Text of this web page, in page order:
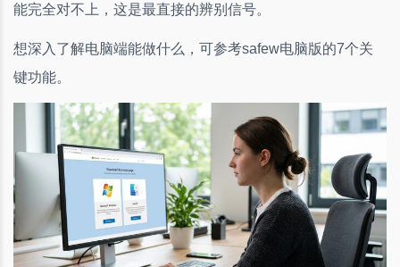
能完全对不上，这是最直接的辨别信号。
想深入了解电脑端能做什么，可参考safew电脑版的7个关
键功能。